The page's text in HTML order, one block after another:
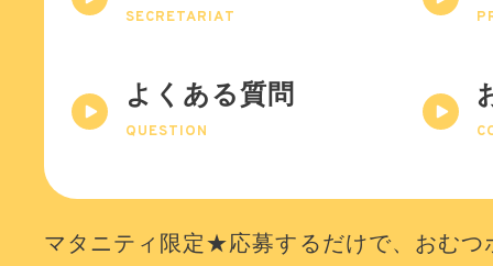
SECRETARIAT
よくある質問
QUESTION
マタニティ限定★応募するだけで、おむつ